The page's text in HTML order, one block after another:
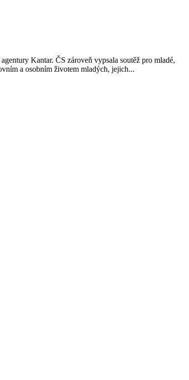
Kantar. ČS zároveň vypsala soutěž pro mladé,
a osobním životem mladých, jejich...